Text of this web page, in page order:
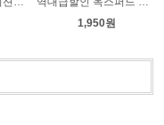
1,950원